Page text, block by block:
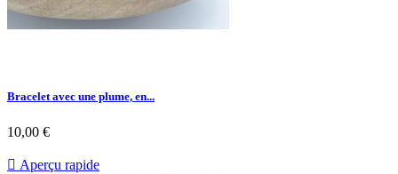
Bracelet avec une plume, en...
10,00 €
 Aperçu rapide